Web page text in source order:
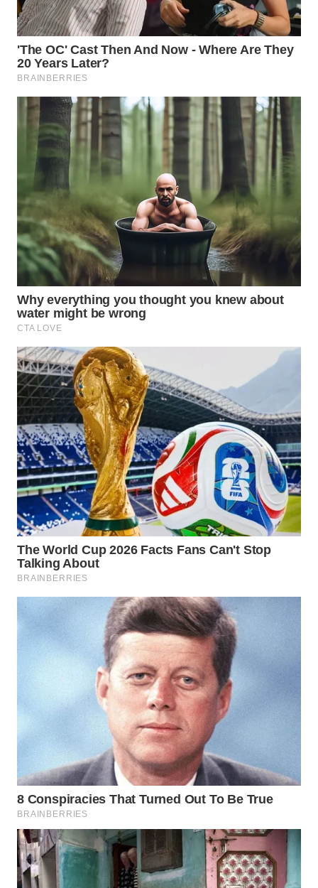
WN
INDRAMAYU
WN
WN
MAJALENGKA
SUBANG
WN
SUKABUMI
WN
PURWAKARTA
PRIANGAN
TIMUR
WN
SEMARANG
WN
SOLO
WN
BOROBUDUR
WN
MADURA
SURABAYA
NATUNA
WN
WN
LIKUPANG
WN